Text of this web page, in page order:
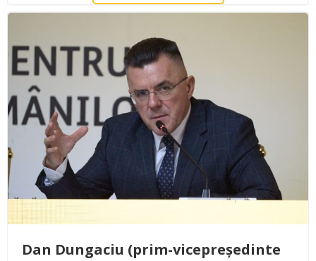
Dan Dungaciu (prim-vicepreședinte